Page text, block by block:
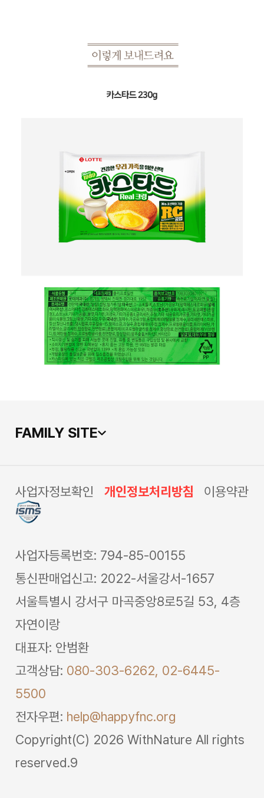
FAMILY SITE
사업자정보확인 개인정보처리방침 이용약관
사업자등록번호: 794-85-00155
통신판매업신고: 2022-서울강서-1657
서울특별시 강서구 마곡중앙8로5길 53, 4층
자연이랑
대표자: 안범환
고객상담: 080-303-6262, 02-6445-
5500
전자우편: help@happyfnc.org
Copyright(C) 2026 WithNature All rights
reserved.9